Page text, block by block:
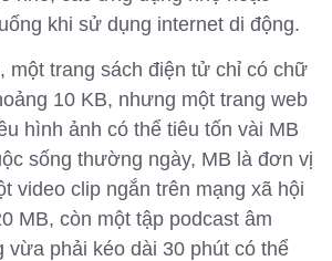
khi sử dụng internet di động.
một trang sách điện tử chỉ có chữ
10 KB, nhưng một trang web
hình ảnh có thể tiêu tốn vài MB
sống thường ngày, MB là đơn vị
video clip ngắn trên mạng xã hội
MB, còn một tập podcast âm
vừa phải kéo dài 30 phút có thể